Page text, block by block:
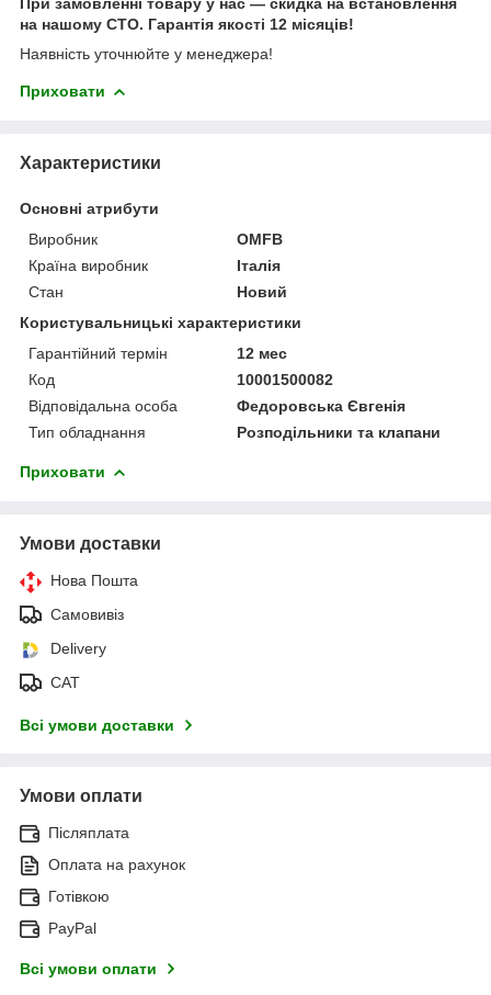
на нашому СТО. Гарантія якості 12 місяців!
Наявність уточнюйте у менеджера!
Приховати
Характеристики
Основні атрибути
Виробник
OMFB
Країна виробник
Італія
Стан
Новий
Користувальницькі характеристики
Гарантійний термін
12 мес
Код
10001500082
Відповідальна особа
Федоровська Євгенія
Тип обладнання
Розподільники та клапани
Приховати
Умови доставки
Нова Пошта
Самовивіз
Delivery
САТ
Всі умови доставки
Умови оплати
Післяплата
Оплата на рахунок
Готівкою
PayPal
Всі умови оплати